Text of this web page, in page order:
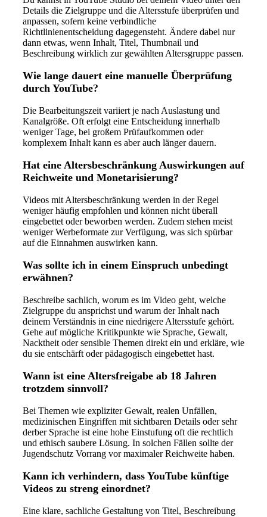
Details die Zielgruppe und die Altersstufe überprüfen und
anpassen, sofern keine verbindliche
Richtlinienentscheidung dagegensteht. Ändere dabei nur
dann etwas, wenn Inhalt, Titel, Thumbnail und
Beschreibung wirklich zur gewählten Altersgruppe passen.
Wie lange dauert eine manuelle Überprüfung
durch YouTube?
Die Bearbeitungszeit variiert je nach Auslastung und
Kanalgröße. Oft erfolgt eine Entscheidung innerhalb
weniger Tage, bei großem Prüfaufkommen oder
komplexem Inhalt kann es aber auch länger dauern.
Hat eine Altersbeschränkung Auswirkungen auf
Reichweite und Monetarisierung?
Videos mit Altersbeschränkung werden in der Regel
weniger häufig empfohlen und können nicht überall
eingebettet oder beworben werden. Zudem stehen meist
weniger Werbeformate zur Verfügung, was sich spürbar
auf die Einnahmen auswirken kann.
Was sollte ich in einem Einspruch unbedingt
erwähnen?
Beschreibe sachlich, worum es im Video geht, welche
Zielgruppe du ansprichst und warum der Inhalt nach
deinem Verständnis in eine niedrigere Altersstufe gehört.
Gehe auf mögliche Kritikpunkte wie Sprache, Gewalt,
Nacktheit oder sensible Themen direkt ein und erkläre, wie
du sie entschärft oder pädagogisch eingebettet hast.
Wann ist eine Altersfreigabe ab 18 Jahren
trotzdem sinnvoll?
Bei Themen wie expliziter Gewalt, realen Unfällen,
medizinischen Eingriffen mit sichtbaren Details oder sehr
derber Sprache ist eine hohe Einstufung oft die rechtlich
und ethisch saubere Lösung. In solchen Fällen sollte der
Jugendschutz Vorrang vor maximaler Reichweite haben.
Kann ich verhindern, dass YouTube künftige
Videos zu streng einordnet?
Eine klare, sachliche Gestaltung von Titel, Beschreibung